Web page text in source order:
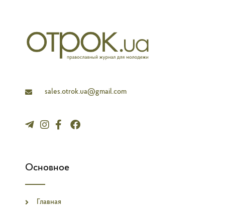
l
a
sales.otrok.ua@gmail.com
Основное
Главная